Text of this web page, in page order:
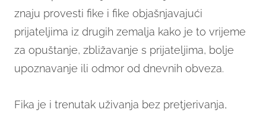
znaju provesti fike i fike objašnjavajući
prijateljima iz drugih zemalja kako je to vrijeme
za opuštanje, zbližavanje s prijateljima, bolje
upoznavanje ili odmor od dnevnih obveza.
Fika je i trenutak uživanja bez pretjerivanja,